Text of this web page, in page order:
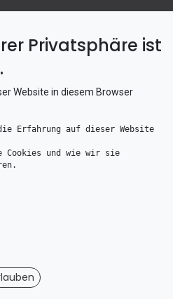
Privatsphäre ist
Website in diesem Browser
Erfahrung auf dieser Website
Cookies und wie wir sie